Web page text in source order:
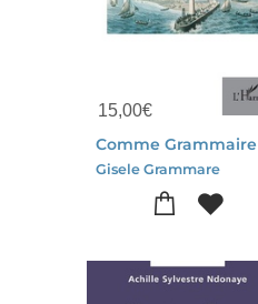
15,00€
Gisele Grammare